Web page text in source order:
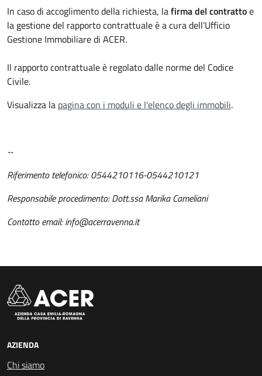
In caso di accoglimento della richiesta, lafirma del contrattoe
la gestione del rapporto contrattuale è a cura dell'Ufficio
Gestione Immobiliare di ACER.
Il rapporto contrattuale è regolato dalle norme del Codice
Civile.
Visualizza la pagina con i moduli e l'elenco degli immobili.
--
Riferimento telefonico: 0544210116-0544210121
Responsabile procedimento: Dott.ssa Marika Cameliani
Contatto email: info@acerravenna.it
AZIENDA
Chi siamo